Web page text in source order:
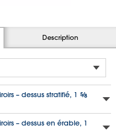
Description
– dessus stratifié, 1 5⁄8
– dessus en érable, 1